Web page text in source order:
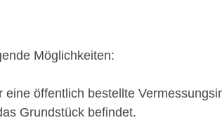
Möglichkeiten:
öffentlich bestellte
Grundstück befindet.